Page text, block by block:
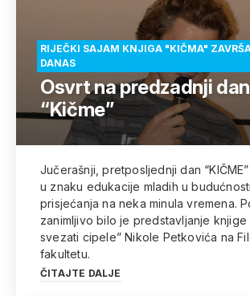
RIJEČKI SAJAM KNJIGA "KIČMA"
DANAS
Osvrt na predzadnji dan
“Kičme”
Jučerašnji, pretposljednji dan
u znaku edukacije mladih u
prisjećanja na neka minula vremena.
zanimljivo bilo je predstavljanje knjige
svezati cipele” Nikole Petkovića na
fakultetu.
ČITAJTE DALJE